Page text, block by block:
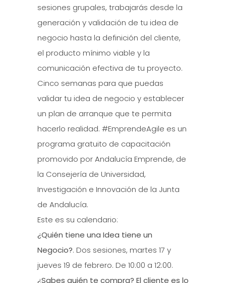
sesiones grupales, trabajarás desde la
generación y validación de tu idea de
negocio hasta la definición del cliente,
el producto mínimo viable y la
comunicación efectiva de tu proyecto.
Cinco semanas para que puedas
validar tu idea de negocio y establecer
un plan de arranque que te permita
hacerlo realidad. #EmprendeAgile es un
programa gratuito de capacitación
promovido por Andalucía Emprende, de
la Consejería de Universidad,
Investigación e Innovación de la Junta
de Andalucía.
Este es su calendario:
¿Quién tiene una Idea tiene un
Negocio?. Dos sesiones, martes 17 y
jueves 19 de febrero. De 10:00 a 12:00.
¿Sabes quién te compra? El cliente es lo